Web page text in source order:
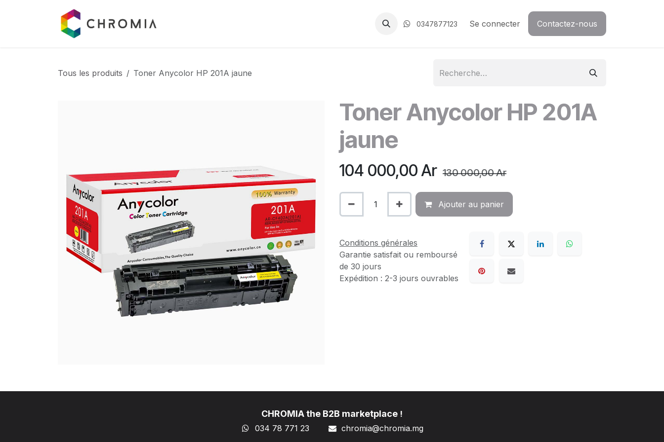
0347877123 Se connecter Contactez-nous
Tous les produits Toner Anycolor HP 201A jaune
Toner Anycolor HP 201A
jaune
104 000,00Ar 130 000,00Ar
Ajouter au panier
Conditions générales
Garantie satisfait ou remboursé
de 30 jours
Expédition : 2-3 jours ouvrables
CHROMIA the B2B marketplace !
034 78 771 23
chromia@chromia.mg